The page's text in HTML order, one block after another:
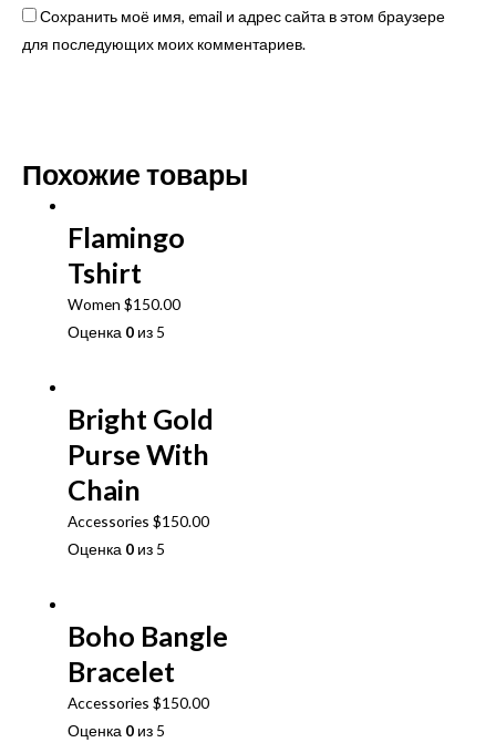
Сохранить моё имя, email и адрес сайта в этом браузере
для последующих моих комментариев.
Похожие товары
Flamingo
Tshirt
Women$150.00
Оценка 0 из 5
Bright Gold
Purse With
Chain
Accessories$150.00
Оценка 0 из 5
Boho Bangle
Bracelet
Accessories$150.00
Оценка 0 из 5